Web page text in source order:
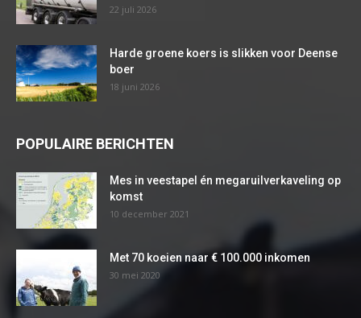
22 juli 2026
Harde groene koers is slikken voor Deense
boer
18 juni 2026
POPULAIRE BERICHTEN
Mes in veestapel én megaruilverkaveling op
komst
10 december 2021
Met 70 koeien naar € 100.000 inkomen
30 mei 2020